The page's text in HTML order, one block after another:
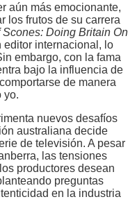
aún más emocionante,
los frutos de su carrera
Scones: Doing Britain On
editor internacional, lo
embargo, con la fama
bajo la influencia de
de manera
yo.
nuevos desafíos
australiana decide
de televisión. A pesar
las tensiones
productores desean
preguntas
en la industria